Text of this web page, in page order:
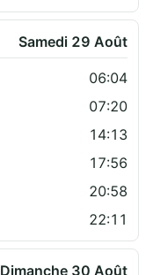
Samedi 29 Août
06:04
07:20
14:13
17:56
20:58
22:11
Dimanche 30 Août